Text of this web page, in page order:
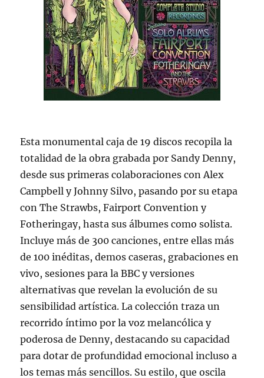
Esta monumental caja de 19 discos recopila la
totalidad de la obra grabada por Sandy Denny,
desde sus primeras colaboraciones con Alex
Campbell y Johnny Silvo, pasando por su etapa
con The Strawbs, Fairport Convention y
Fotheringay, hasta sus álbumes como solista.
Incluye más de 300 canciones, entre ellas más
de 100 inéditas, demos caseras, grabaciones en
vivo, sesiones para la BBC y versiones
alternativas que revelan la evolución de su
sensibilidad artística. La colección traza un
recorrido íntimo por la voz melancólica y
poderosa de Denny, destacando su capacidad
para dotar de profundidad emocional incluso a
los temas más sencillos. Su estilo, que oscila